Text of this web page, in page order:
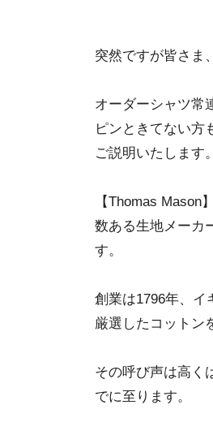
突然ですが皆さま
オーダーシャツ常
ピンときてない方
ご説明いたします。
【Thomas Mason
数ある生地メーカ
す。
創業は1796年、イ
厳選したコットン
その呼び声は高く
でに至ります。